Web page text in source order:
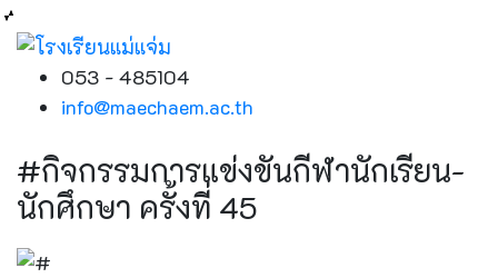
053 - 485104
info@maechaem.ac.th
#กิจกรรมการแข่งขันกีฬานักเรียน-
นักศึกษา ครั้งที่ 45